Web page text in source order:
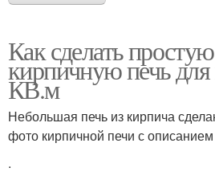
Как сделать
кирпичную печь для
КВ.м
Небольшая печь из кирпича
фото кирпичной печи с описанием
.